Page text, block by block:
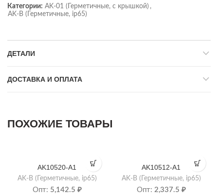
Категории: AK-01 (Герметичные, с крышкой) ,
AK-B (Герметичные, ip65)
ДЕТАЛИ
ДОСТАВКА И ОПЛАТА
ПОХОЖИЕ ТОВАРЫ
AK10520-A1
AK-B (Герметичные, ip65)
Опт: 5,142.5 ₽
AK10512-A1
AK-B (Герметичные, ip65)
Опт: 2,337.5 ₽